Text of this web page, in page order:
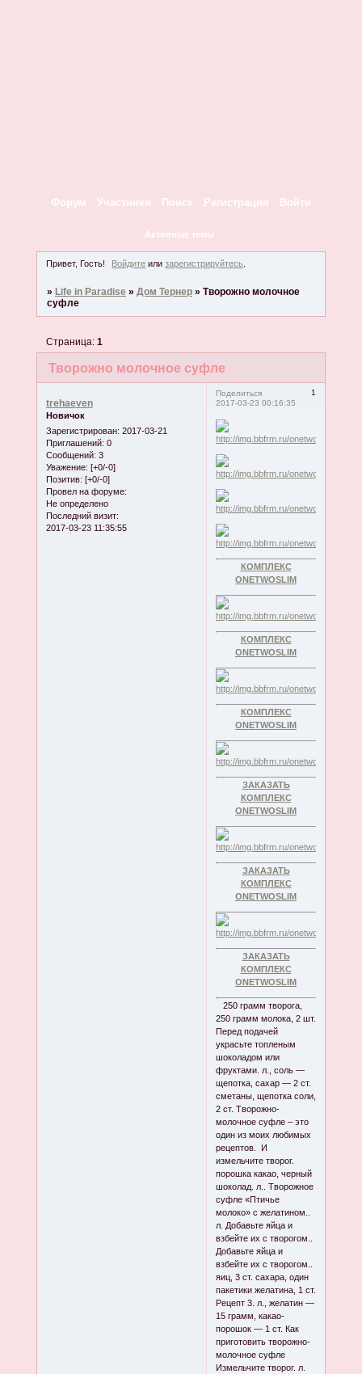
Форум Участники Поиск Регистрация Войти
Активные темы
Привет, Гость! Войдите илизарегистрируйтесь.
» Life in Paradise » Дом Тернер » Творожно молочное
суфле
Творожно молочное суфле
Страница: 1
Поделиться
1
2017-03-23 00:16:35
trehaeven
Новичок
Зарегистрирован: 2017-03-21
Приглашений: 0
Сообщений: 3
Уважение: [+0/-0]
Позитив: [+0/-0]
Провел на форуме:
Не определено
Последний визит:
2017-03-23 11:35:55
КОМПЛЕКС
ONETWOSLIM
КОМПЛЕКС
ONETWOSLIM
КОМПЛЕКС
ONETWOSLIM
ЗАКАЗАТЬ
КОМПЛЕКС
ONETWOSLIM
ЗАКАЗАТЬ
КОМПЛЕКС
ONETWOSLIM
ЗАКАЗАТЬ
КОМПЛЕКС
ONETWOSLIM
250 грамм творога,
250 грамм молока, 2 шт.
Перед подачей
украсьте топленым
шоколадом или
фруктами. л., соль —
щепотка, сахар — 2 ст.
сметаны, щепотка соли,
2 ст. Творожно-
молочное суфле – это
один из моих любимых
рецептов. И
измельчите творог.
порошка какао, черный
шоколад. л.. Творожное
суфле «Птичье
молоко» с желатином..
л. Добавьте яйца и
взбейте их с творогом..
Добавьте яйца и
взбейте их с творогом..
яиц, 3 ст. сахара, один
пакетики желатина, 1 ст.
Рецепт 3. л., желатин —
15 грамм, какао-
порошок — 1 ст. Как
приготовить творожно-
молочное суфле
Измельчите творог. л.